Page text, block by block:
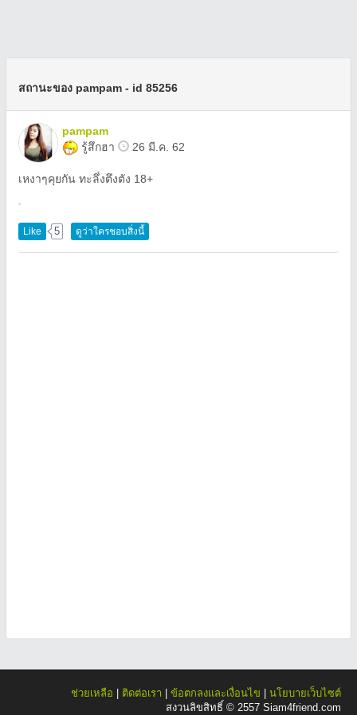
สถานะของ pampam - id 85256
pampam
รู้สึกฮา
26 มี.ค. 62
เหงาๆคุยกัน ทะลึ่งตึงตัง 18+
Like 5 ดูว่าใครชอบสิ่งนี้
ช่วยเหลือ ติดต่อเรา ข้อตกลงและเงื่อนไข
นโยบายเว็บไซต์
สงวนลิขสิทธิ์ © 2557 Siam4friend.com